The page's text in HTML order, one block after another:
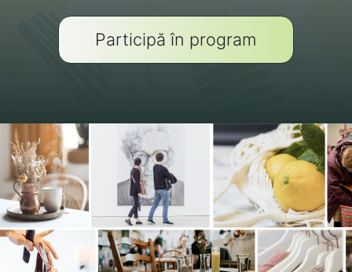
Participă în program